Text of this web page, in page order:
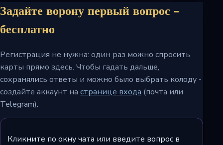
Задайте ворону первый вопрос -
бесплатно
Регистрация не нужна: один раз можно спросить
карты прямо здесь. Чтобы гадать дальше,
сохранялись ответы и можно было выбрать колоду -
создайте аккаунт на странице входа (почта или
Telegram).
Кликните по окну чата или введите вопрос в